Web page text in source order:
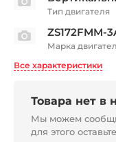
Тип двигателя
ZS172FMM-
Марка
Все характеристики
Товара нет в
Мы можем
для этого